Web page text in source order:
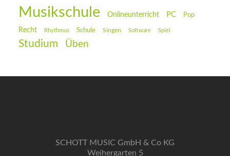
Musikschule Onlineunterricht PC Pop
Recht Rhythmus Schule Singen Software Spiel
Studium Üben
SCHOTT MUSIC GmbH & Co KG
Weihergarten 5